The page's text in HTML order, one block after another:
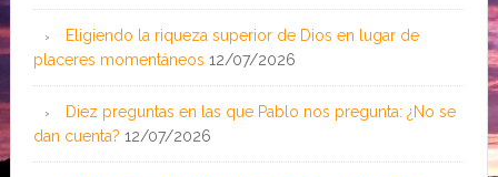
Eligiendo la riqueza superior de Dios en lugar de
placeres momentáneos 12/07/2026
Diez preguntas en las que Pablo nos pregunta: ¿No se
dan cuenta? 12/07/2026